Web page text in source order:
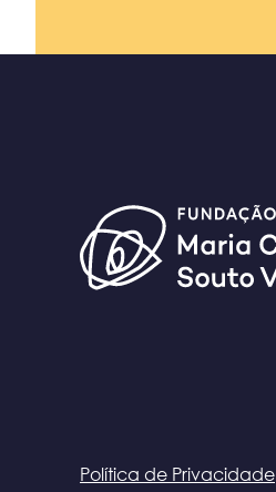
Política de Privacidade